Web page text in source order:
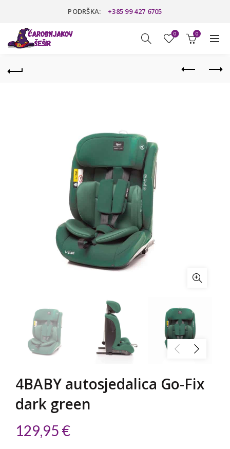
PODRŠKA: +385 99 427 6705
0 0
4BABY autosjedalica Go-Fix
dark green
129,95 €